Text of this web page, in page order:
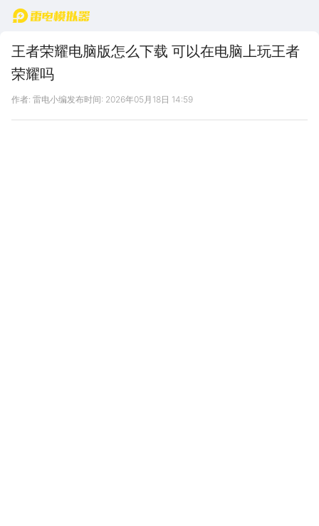
首页
王者荣耀电脑版怎么下载 可以在电脑上玩王者
荣耀吗
作者: 雷电小编发布时间: 2026年05月18日 14:59